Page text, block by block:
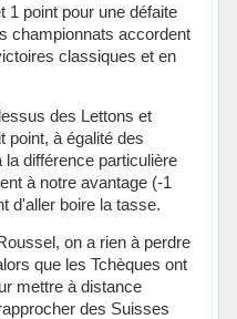
1 point pour une défaite
championnats accordent
classiques et en
des Lettons et
point, à égalité des
différence particulière
à notre avantage (-1
d'aller boire la tasse.
on a rien à perdre
que les Tchèques ont
mettre à distance
des Suisses